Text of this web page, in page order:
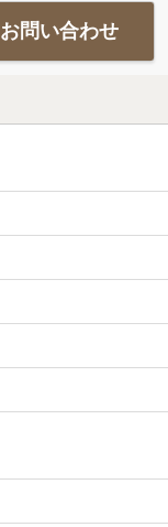
お問い合わせ